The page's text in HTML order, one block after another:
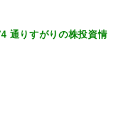
通りすがりの株投資情